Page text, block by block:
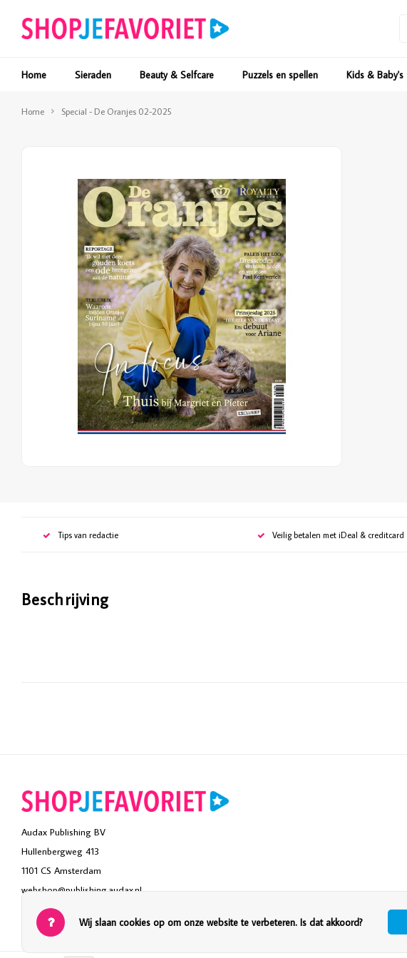
Home Sieraden Beauty & Selfcare Puzzels en spellen Kids & Baby's
Home Special - De Oranjes 02-2025
Tips van redactie Veilig betalen met iDeal & creditcard
Beschrijving
Audax Publishing BV
Hullenbergweg 413
1101 CS Amsterdam
webshop@publishing.audax.nl
Wij slaan cookies op om onze website te verbeteren. Is dat akkoord?